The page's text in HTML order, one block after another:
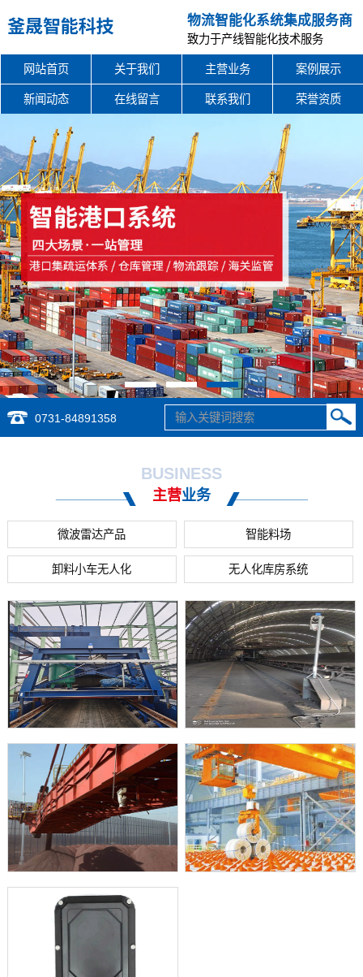
物流智能化系统集成服务商
致力于产线智能化技术服务
网站首页 关于我们 主营业务 案例展示
新闻动态 在线留言 联系我们 荣誉资质
0731-84891358
BUSINESS
主营业务
微波雷达产品 智能料场
卸料小车无人化 无人化库房系统